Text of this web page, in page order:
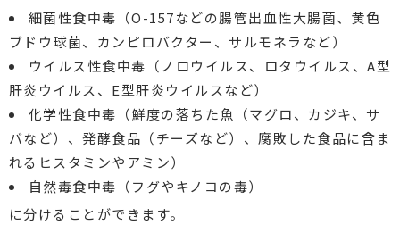
細菌性食中毒（O-157などの腸管出血性大腸菌、黄色
ブドウ球菌、カンピロバクター、サルモネラなど）
ウイルス性食中毒（ノロウイルス、ロタウイルス、A型
肝炎ウイルス、E型肝炎ウイルスなど）
化学性食中毒（鮮度の落ちた魚（マグロ、カジキ、サ
バなど）、発酵食品（チーズなど）、腐敗した食品に含ま
れるヒスタミンやアミン）
自然毒食中毒（フグやキノコの毒）
に分けることができます。